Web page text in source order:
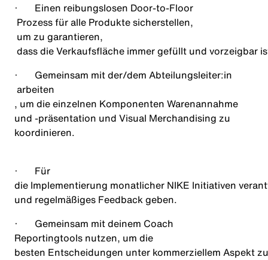
· Einen reibungslosen Door-to-Floor
Prozess für alle Produkte sicherstellen,
um zu garantieren,
dass die Verkaufsfläche immer gefüllt und
· Gemeinsam mit der/dem Abteilungsleiter:in
arbeiten
, um die einzelnen Komponenten Warenannahme
und -präsentation und Visual Merchandising zu
koordinieren.
· Für
die Implementierung monatlicher NIKE Initiativen
und regelmäßiges Feedback geben.
· Gemeinsam mit deinem Coach
Reportingtools nutzen, um die
besten Entscheidungen unter kommerziellem Aspekt